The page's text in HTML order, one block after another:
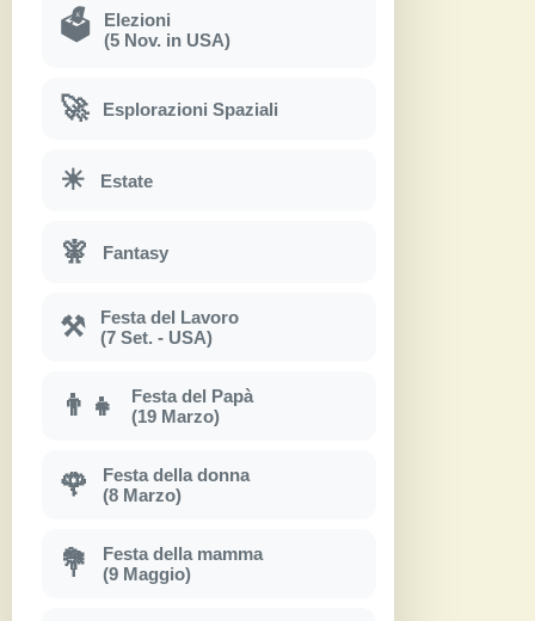
🗳
Elezioni
(5 Nov. in USA)
🚀 Esplorazioni Spaziali
☀ Estate
🧚 Fantasy
⚒
Festa del Lavoro
(7 Set. - USA)
👨‍👧
Festa del Papà
(19 Marzo)
🌹
Festa della donna
(8 Marzo)
💐
Festa della mamma
(9 Maggio)